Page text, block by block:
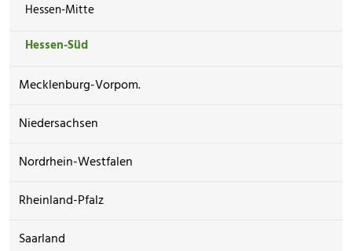
Hessen-Mitte
Hessen-Süd
Mecklenburg-Vorpom.
Niedersachsen
Nordrhein-Westfalen
Rheinland-Pfalz
Saarland